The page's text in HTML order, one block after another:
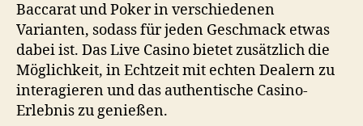
Baccarat und Poker in verschiedenen
Varianten, sodass für jeden Geschmack etwas
dabei ist. Das Live Casino bietet zusätzlich die
Möglichkeit, in Echtzeit mit echten Dealern zu
interagieren und das authentische Casino-
Erlebnis zu genießen.